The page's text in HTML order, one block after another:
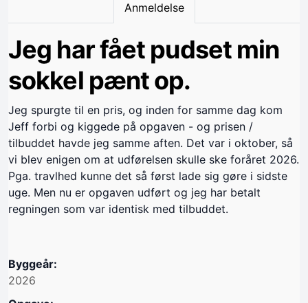
Anmeldelse
Jeg har fået pudset min
sokkel pænt op.
Jeg spurgte til en pris, og inden for samme dag kom
Jeff forbi og kiggede på opgaven - og prisen /
tilbuddet havde jeg samme aften. Det var i oktober, så
vi blev enigen om at udførelsen skulle ske foråret 2026.
Pga. travlhed kunne det så først lade sig gøre i sidste
uge. Men nu er opgaven udført og jeg har betalt
regningen som var identisk med tilbuddet.
Byggeår:
2026